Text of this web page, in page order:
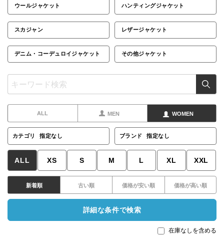
ウールジャケット ハンティングジャケット
スカジャン レザージャケット
デニム・コーデュロイジャケット その他ジャケット
ALL MEN WOMEN
カテゴリ 指定なし ブランド 指定なし
ALL XS S M L XL XXL
新着順 古い順 価格が安い順 価格が高い順
詳細な条件で検索
在庫なしを含める